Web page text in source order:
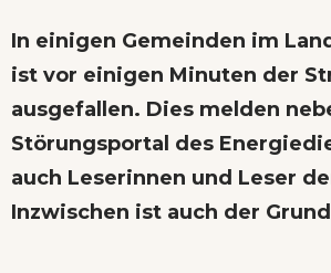
In einigen Gemeinden im
ist vor einigen Minuten der
ausgefallen. Dies melden
Störungsportal des
auch Leserinnen und Leser
Inzwischen ist auch der